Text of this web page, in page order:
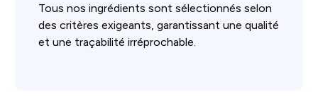
Tous nos ingrédients sont sélectionnés selon
des critères exigeants, garantissant une qualité
et une traçabilité irréprochable.